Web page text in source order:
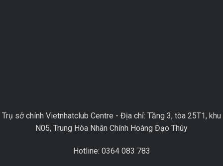
Trụ sở chính Vietnhatclub Centre - Địa chỉ: Tầng 3, tòa 25T1, khu
N05, Trung Hòa Nhân Chính Hoàng Đạo Thúy
Hotline: 0364 083 783